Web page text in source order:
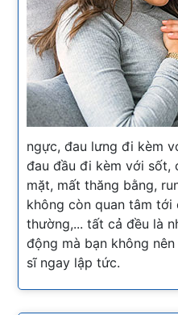
ngực, đau lưng đi kèm
đau đầu đi kèm với sốt,
mặt, mất thăng bằng,
không còn quan tâm
thường,... tất cả đều là
động mà bạn không
sĩ ngay lập tức.